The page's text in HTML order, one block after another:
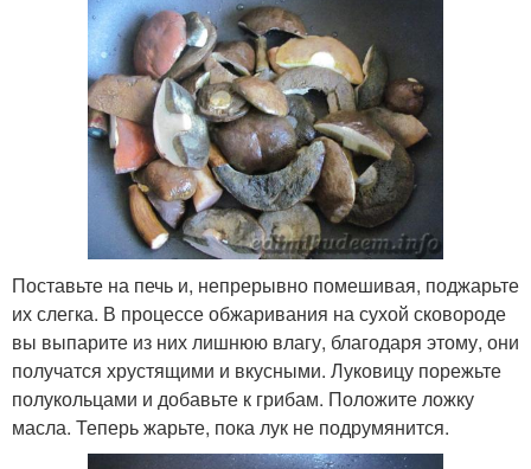
Поставьте на печь и, непрерывно помешивая, поджарьте
их слегка. В процессе обжаривания на сухой сковороде
вы выпарите из них лишнюю влагу, благодаря этому, они
получатся хрустящими и вкусными. Луковицу порежьте
полукольцами и добавьте к грибам. Положите ложку
масла. Теперь жарьте, пока лук не подрумянится.